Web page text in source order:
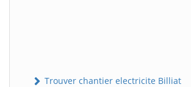
Trouver chantier electricite Billiat